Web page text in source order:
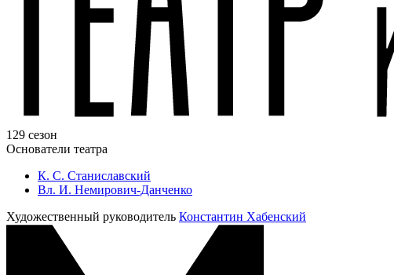
129 сезон
Основатели театра
К. С. Станиславский
Вл. И. Немирович-Данченко
Художественный руководитель Константин Хабенский